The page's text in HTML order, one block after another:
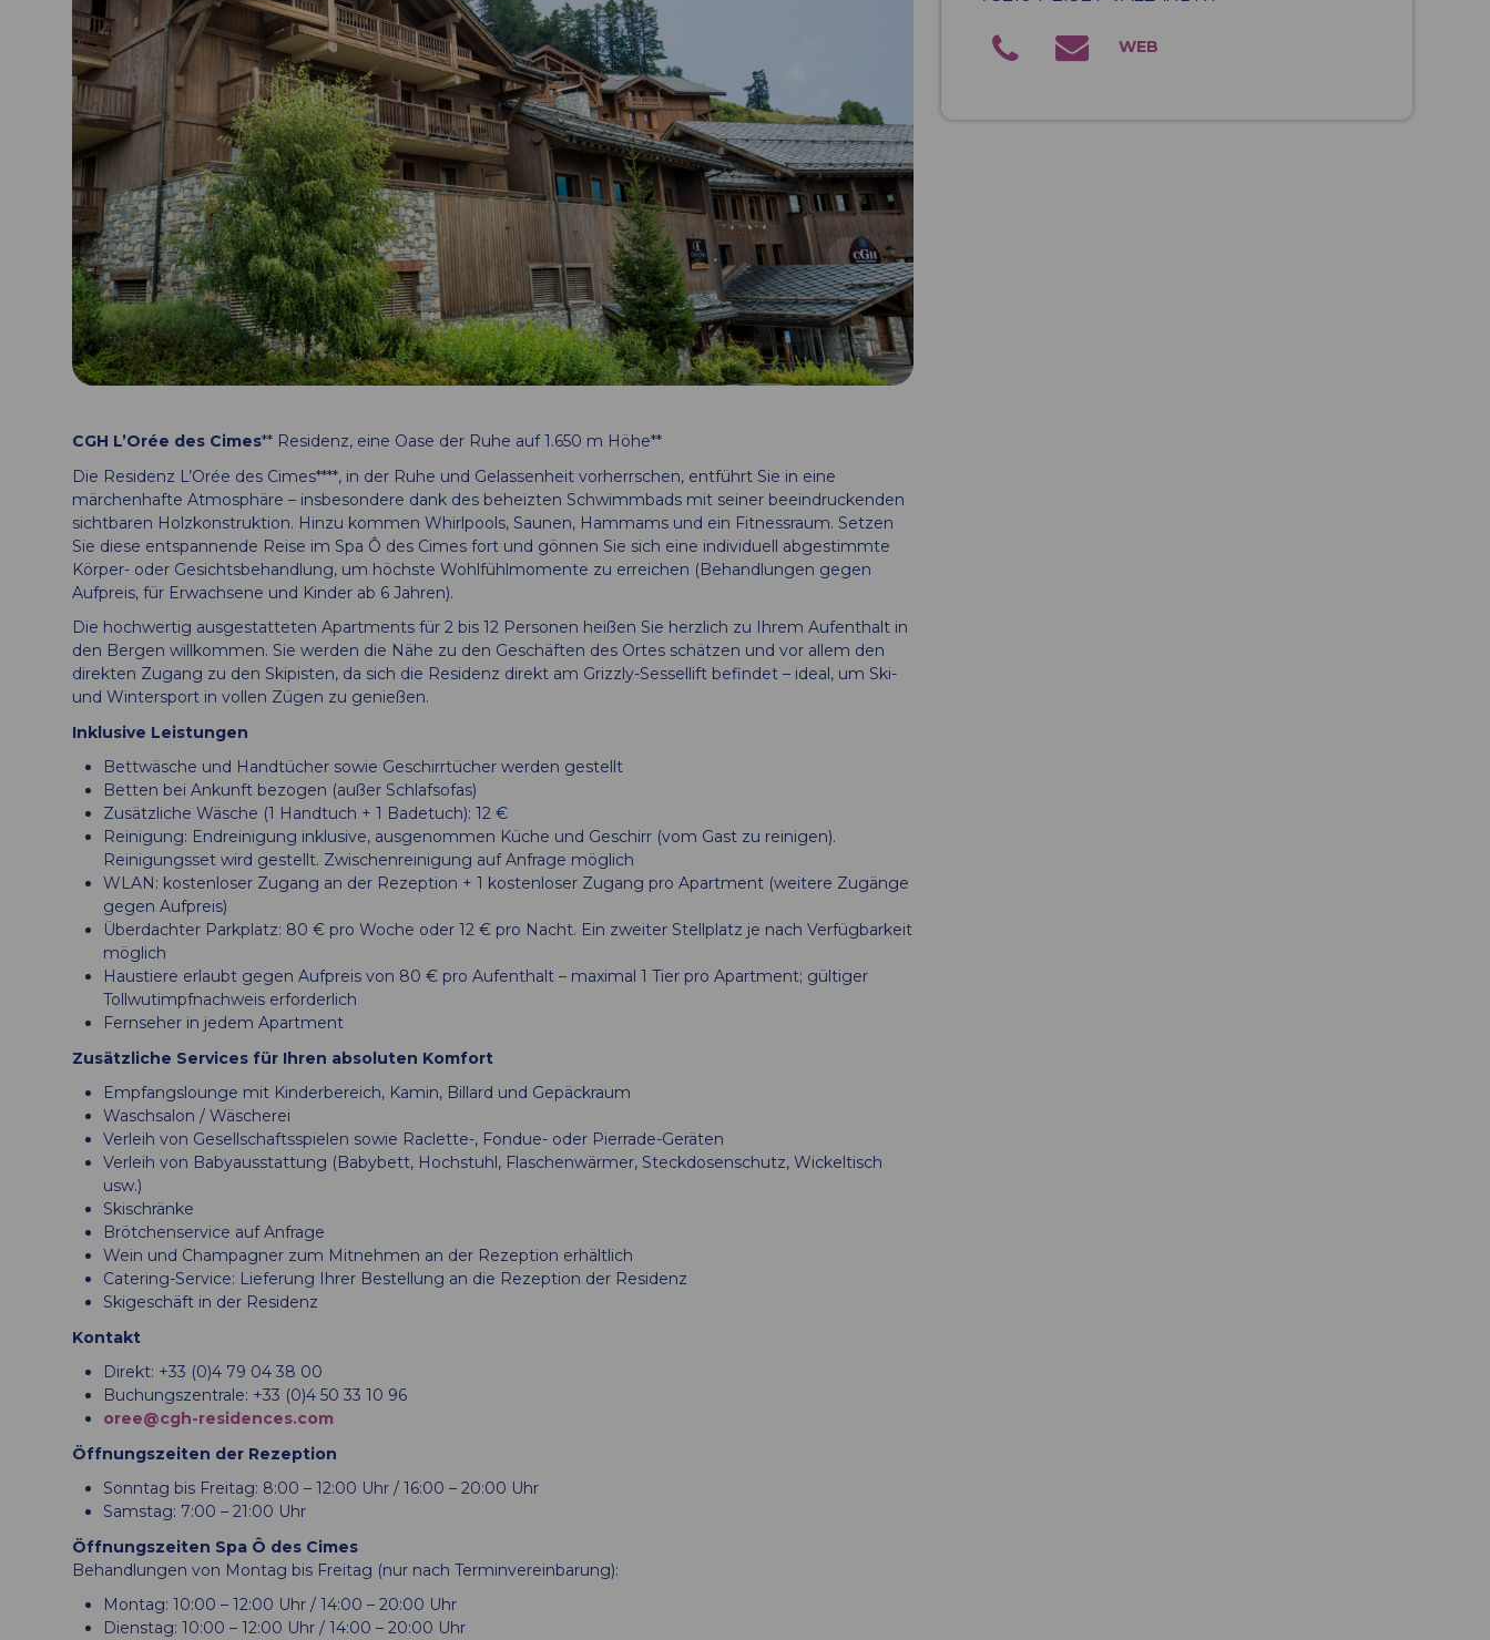
CGH L’Orée des Cimes** Residenz, eine Oase der Ruhe auf 1.650 m Höhe**
Die Residenz L’Orée des Cimes****, in der Ruhe und Gelassenheit vorherrschen, entführt Sie in eine
märchenhafte Atmosphäre – insbesondere dank des beheizten Schwimmbads mit seiner beeindruckenden
sichtbaren Holzkonstruktion. Hinzu kommen Whirlpools, Saunen, Hammams und ein Fitnessraum. Setzen
Sie diese entspannende Reise im Spa Ô des Cimes fort und gönnen Sie sich eine individuell abgestimmte
Körper- oder Gesichtsbehandlung, um höchste Wohlfühlmomente zu erreichen (Behandlungen gegen
Aufpreis, für Erwachsene und Kinder ab 6 Jahren).
Die hochwertig ausgestatteten Apartments für 2 bis 12 Personen heißen Sie herzlich zu Ihrem Aufenthalt in
den Bergen willkommen. Sie werden die Nähe zu den Geschäften des Ortes schätzen und vor allem den
direkten Zugang zu den Skipisten, da sich die Residenz direkt am Grizzly-Sessellift befindet – ideal, um Ski-
und Wintersport in vollen Zügen zu genießen.
Inklusive Leistungen
Bettwäsche und Handtücher sowie Geschirrtücher werden gestellt
Betten bei Ankunft bezogen (außer Schlafsofas)
Zusätzliche Wäsche (1 Handtuch + 1 Badetuch): 12 €
Reinigung: Endreinigung inklusive, ausgenommen Küche und Geschirr (vom Gast zu reinigen).
Reinigungsset wird gestellt. Zwischenreinigung auf Anfrage möglich
WLAN: kostenloser Zugang an der Rezeption + 1 kostenloser Zugang pro Apartment (weitere Zugänge
gegen Aufpreis)
Überdachter Parkplatz: 80 € pro Woche oder 12 € pro Nacht. Ein zweiter Stellplatz je nach Verfügbarkeit
möglich
Haustiere erlaubt gegen Aufpreis von 80 € pro Aufenthalt – maximal 1 Tier pro Apartment; gültiger
Tollwutimpfnachweis erforderlich
Fernseher in jedem Apartment
Zusätzliche Services für Ihren absoluten Komfort
Empfangslounge mit Kinderbereich, Kamin, Billard und Gepäckraum
Waschsalon / Wäscherei
Verleih von Gesellschaftsspielen sowie Raclette-, Fondue- oder Pierrade-Geräten
Verleih von Babyausstattung (Babybett, Hochstuhl, Flaschenwärmer, Steckdosenschutz, Wickeltisch
usw.)
Skischränke
Brötchenservice auf Anfrage
Wein und Champagner zum Mitnehmen an der Rezeption erhältlich
Catering-Service: Lieferung Ihrer Bestellung an die Rezeption der Residenz
Skigeschäft in der Residenz
Kontakt
Direkt: +33 (0)4 79 04 38 00
Buchungszentrale: +33 (0)4 50 33 10 96
oree@cgh-residences.com
Öffnungszeiten der Rezeption
Sonntag bis Freitag: 8:00 – 12:00 Uhr / 16:00 – 20:00 Uhr
Samstag: 7:00 – 21:00 Uhr
Öffnungszeiten Spa Ô des Cimes
Behandlungen von Montag bis Freitag (nur nach Terminvereinbarung):
Montag: 10:00 – 12:00 Uhr / 14:00 – 20:00 Uhr
Dienstag: 10:00 – 12:00 Uhr / 14:00 – 20:00 Uhr